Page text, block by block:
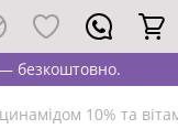
безкоштовно.
10% та